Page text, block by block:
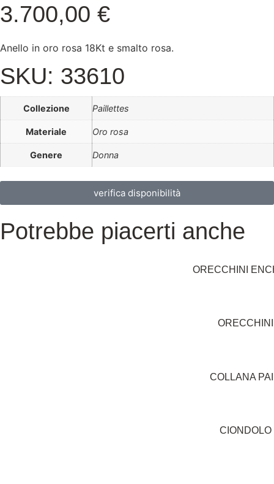
3.700,00 €
Anello in oro rosa 18Kt e smalto rosa.
SKU: 33610
Collezione Paillettes
Materiale Oro rosa
Genere Donna
verifica disponibilità
Potrebbe piacerti anche
ORECCHINI
COLLANA